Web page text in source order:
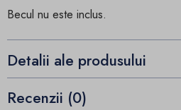
Becul nu este inclus.
Detalii ale produsului
Recenzii (0)